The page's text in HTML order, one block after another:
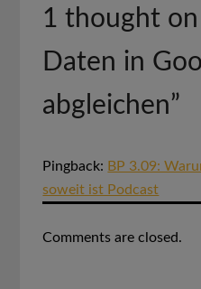
1 thought on
Daten in
abgleichen”
Pingback: BP 3.09:
soweit ist Podcast
Comments are closed.